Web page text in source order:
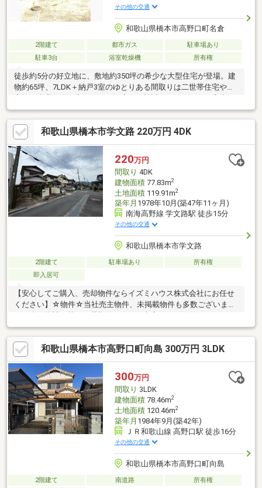
その他の交通
和歌山県橋本市高野口町名倉
2階建て 都市ガス
駐車場あり
駐車3台
浴室乾燥機 所有権
徒歩約5分の好立地に、敷地約350坪の希少な大型住宅が登場。建
物約65坪、7LDK＋納戸3室のゆとりある間取りは二世帯住宅や大
家族、事業併用住宅としても幅広くご検討いただけます。広大な
敷地ではドッグランやガーデニング、家庭菜園など多彩な使い方
が可能。駐車スペースも複数台確保でき、来客時やお仕事用にも
便利です。自然を感じる住環境ながら生活利便施設も整うバラン
スの良さが魅力。この広さ・立地条件はなかなか出ないため、少
しでも気になる方はお早めにお問い合わせください。
和歌山県橋本市学文路 220万円 4DK
220万円
間取り 4DK
建物面積77.83m2
土地面積119.91m2
築年月 1978年10月(築47年11ヶ月)
南海高野線 学文路駅 徒歩15分
その他の交通
和歌山県橋本市学文路
2階建て 駐車場あり
所有権
即入居可
【安心してご購入、売却物件ならイズミハウス株式会社にお任せ
ください】☆物件☆当社売主物件、未掲載物件も多数ございま
特化しております。☆無料相談☆不動産投資をご検討されるにあ
たってお客様にどんなメリットがあるか、また、疑問点、ご不安
点などに対し丁寧にご説明致します。さらに、ご購入時のご資金
計画、ローン、節税対策についてもご説明致します。☆アフター
ケア☆ご購入後のアフターケアも当社にお任せ下さい。不動産全
般に関わるご相談も当社スタッフが分かりやすくご説明、ご対応
致します。◇まずはお気軽にお問い合わせ下さい◇
和歌山県橋本市高野口町向島 300万円 3LDK
300万円
間取り 3LDK
建物面積78.46m2
土地面積120.46m2
築年月 1984年9月(築42年)
ＪＲ和歌山線 高野口駅 徒歩16分
その他の交通
和歌山県橋本市高野口町向島
2階建て 南道路
所有権